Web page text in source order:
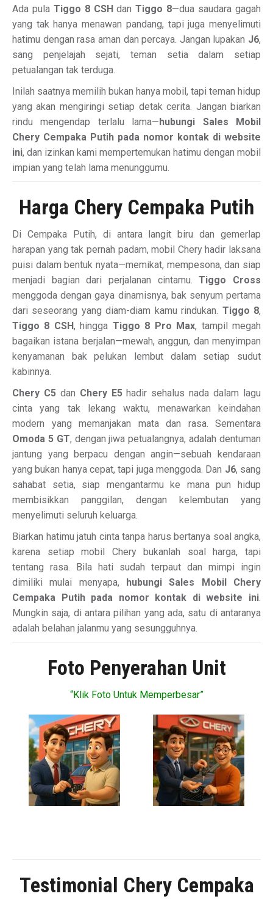
Ada pula Tiggo 8 CSHdanTiggo 8—dua saudara gagah
yang tak hanya menawan pandang, tapi juga menyelimuti
hatimu dengan rasa aman dan percaya. Jangan lupakan J6,
sang penjelajah sejati, teman setia dalam setiap
petualangan tak terduga.
Inilah saatnya memilih bukan hanya mobil, tapi teman hidup
yang akan mengiringi setiap detak cerita. Jangan biarkan
rindu mengendap terlalu lama—hubungi Sales Mobil
Chery Cempaka Putih pada nomor kontak di website
ini, dan izinkan kami mempertemukan hatimu dengan mobil
impian yang telah lama menunggumu.
Harga Chery Cempaka Putih
Di Cempaka Putih, di antara langit biru dan gemerlap
harapan yang tak pernah padam, mobil Chery hadir laksana
puisi dalam bentuk nyata—memikat, mempesona, dan siap
menjadi bagian dari perjalanan cintamu.Tiggo Cross
menggoda dengan gaya dinamisnya, bak senyum pertama
dari seseorang yang diam-diam kamu rindukan. Tiggo 8,
Tiggo 8 CSH, hingga Tiggo 8 Pro Max, tampil megah
bagaikan istana berjalan—mewah, anggun, dan menyimpan
kenyamanan bak pelukan lembut dalam setiap sudut
kabinnya.
Chery C5dan Chery E5hadir sehalus nada dalam lagu
cinta yang tak lekang waktu, menawarkan keindahan
modern yang memanjakan mata dan rasa. Sementara
Omoda 5 GT, dengan jiwa petualangnya, adalah dentuman
jantung yang berpacu dengan angin—sebuah kendaraan
yang bukan hanya cepat, tapi juga menggoda. Dan J6, sang
sahabat setia, siap mengantarmu ke mana pun hidup
membisikkan panggilan, dengan kelembutan yang
menyelimuti seluruh keluarga.
Biarkan hatimu jatuh cinta tanpa harus bertanya soal angka,
karena setiap mobil Chery bukanlah soal harga, tapi
tentang rasa. Bila hati sudah terpaut dan mimpi ingin
dimiliki mulai menyapa, hubungi Sales Mobil Chery
Cempaka Putih pada nomor kontak di website ini.
Mungkin saja, di antara pilihan yang ada, satu di antaranya
adalah belahan jalanmu yang sesungguhnya.
Foto Penyerahan Unit
“Klik Foto Untuk Memperbesar”
Testimonial Chery Cempaka